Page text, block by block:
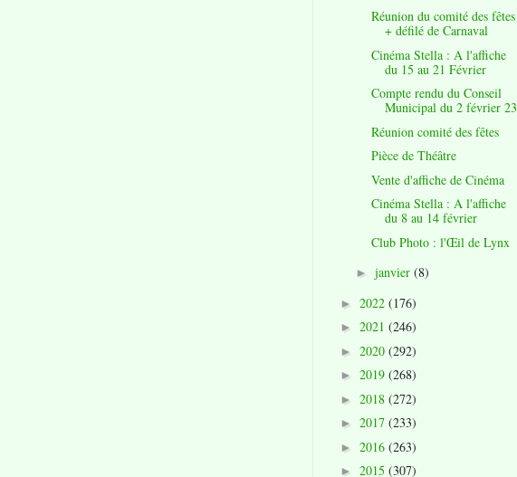
Réunion du comité des fêtes
+ défilé de Carnaval
Cinéma Stella : A l'affiche
du 15 au 21 Février
Compte rendu du Conseil
Municipal du 2 février 23
Réunion comité des fêtes
Pièce de Théâtre
Vente d'affiche de Cinéma
Cinéma Stella : A l'affiche
du 8 au 14 février
Club Photo : l'Œil de Lynx
► janvier (8)
► 2022 (176)
► 2021 (246)
► 2020 (292)
► 2019 (268)
► 2018 (272)
► 2017 (233)
► 2016 (263)
► 2015 (307)